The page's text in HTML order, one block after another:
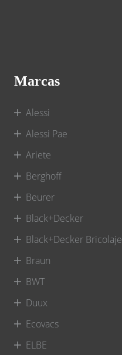
Marcas
Alessi
Alessi Pae
Ariete
Berghoff
Beurer
Black+Decker
Black+Decker Bricolaje
Braun
BWT
Duux
Ecovacs
ELBE